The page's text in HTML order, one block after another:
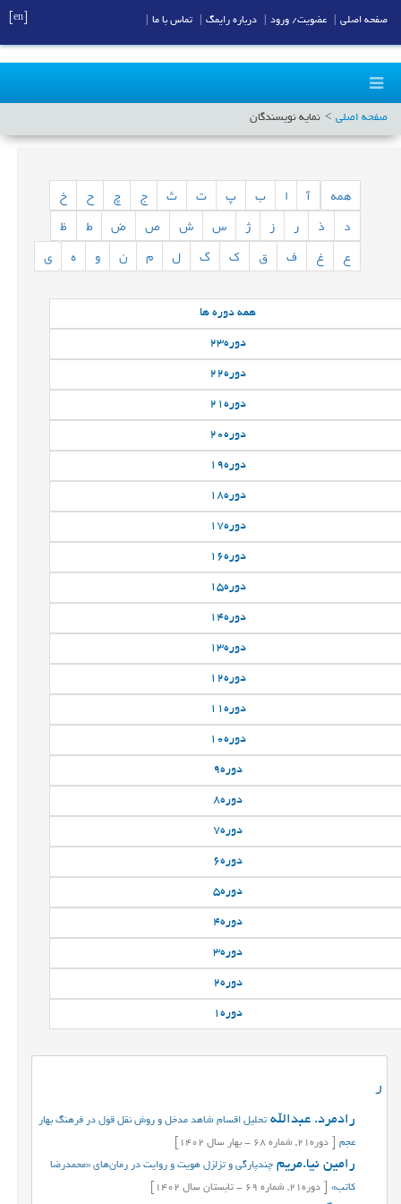
صفحه اصلی نمایه نویسندگان
همه ب پ ت ث ج چ ح
خ
د
ذ ر ز ژ س ش ص ض ط
ظ
ع
غ ف ق ک گ ل م ن و ه ی
همه دوره ها
دوره23
دوره22
دوره21
دوره20
دوره19
دوره18
دوره17
دوره16
دوره15
دوره14
دوره13
دوره12
دوره11
دوره10
دوره9
دوره8
دوره7
دوره6
دوره5
دوره4
دوره3
دوره2
دوره1
ر
رادمرد. عبداللهتحلیل اقسام شاهد مدخل و روش نقل قول در فرهنگ بهار
عجم [ دوره 21, شماره 68
-بهار سال
رامین نیا.مریمچندپارگی و تزلزل هویت و روایت ‌در رمان‌های «محمدرضا
کاتب» [ دوره 21, شماره 69
-تابستان سال
صفحه اصلی عضویت/ ورود درباره رایمگ تماس با ما